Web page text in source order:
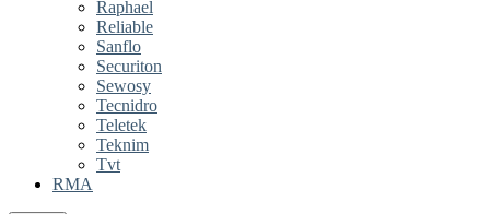
Raphael
Reliable
Sanflo
Securiton
Sewosy
Tecnidro
Teletek
Teknim
Tvt
RMA